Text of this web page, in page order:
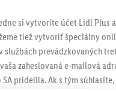
si vytvoríte účet Lidl Plus
tiež vytvoriť špeciálny
službách prevádzkovaných
zaheslovaná e-mailová
pridelila. Ak s tým súhlasíte,